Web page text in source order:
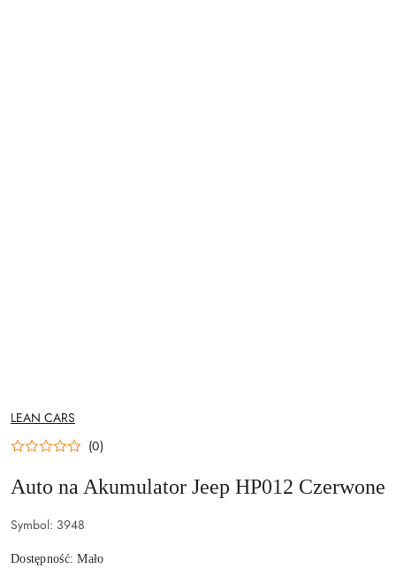
NAZWA
PRODUCENTA:
LEAN CARS
(0)
Auto na Akumulator Jeep HP012 Czerwone
Symbol: 3948
Dostępność:Mało